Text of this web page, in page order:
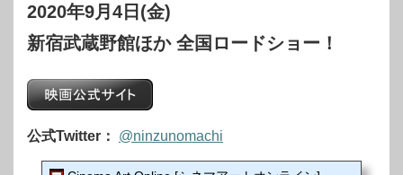
2020年9月4日(金)
新宿武蔵野館ほか 全国ロードショー！
公式Twitter： @ninzunomachi